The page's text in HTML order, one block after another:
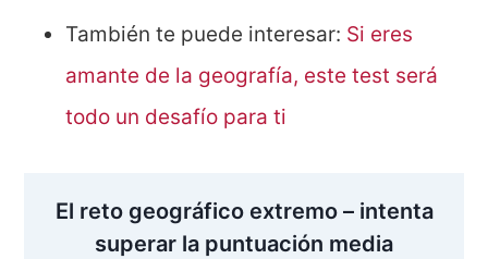
También te puede interesar: Si eres
amante de la geografía, este test será
todo un desafío para ti
El reto geográfico extremo – intenta
superar la puntuación media